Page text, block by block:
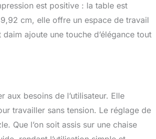
est positive : la table est
cm, elle offre un espace de travail
ajoute une touche d’élégance tout
aux besoins de l’utilisateur. Elle
travailler sans tension. Le réglage de
Que l’on soit assis sur une chaise